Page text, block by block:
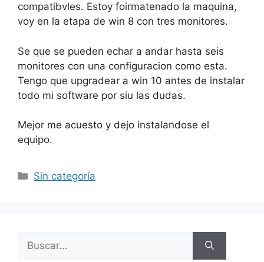
compatibvles. Estoy foirmatenado la maquina,
voy en la etapa de win 8 con tres monitores.
Se que se pueden echar a andar hasta seis
monitores con una configuracion como esta.
Tengo que upgradear a win 10 antes de instalar
todo mi software por siu las dudas.
Mejor me acuesto y dejo instalandose el
equipo.
Categorías
Sin categoría
Buscar: